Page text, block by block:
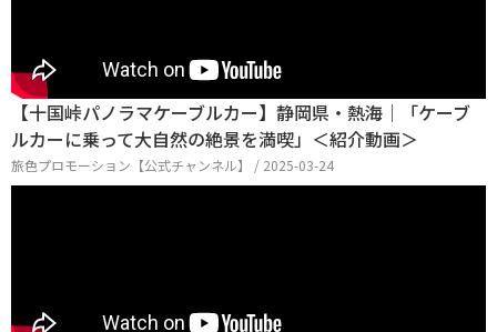
【十国峠パノラマケーブルカー】静岡県・熱海｜「ケーブ
ルカーに乗って大自然の絶景を満喫」＜紹介動画＞
旅色プロモーション【公式チャンネル】 / 2025-03-24